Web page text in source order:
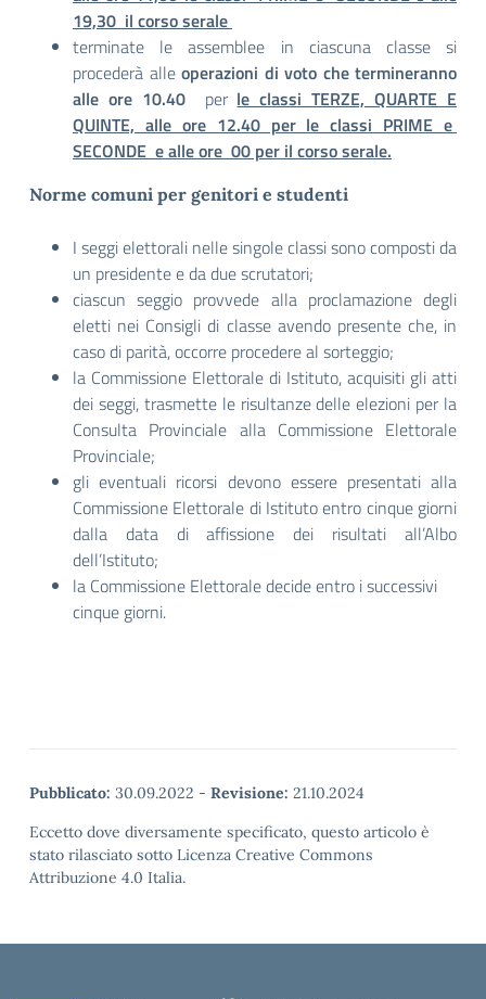
19,30 il corso serale
terminate le assemblee in ciascuna classe si
procederà alle operazioni di voto che termineranno
alle ore 10.40per le classi TERZE, QUARTE E
QUINTE, alle ore 12.40 per le classi PRIME e
SECONDE e alle ore 00 per il corso serale.
Norme comuni per genitori e studenti
I seggi elettorali nelle singole classi sono composti da
un presidente e da due scrutatori;
ciascun seggio provvede alla proclamazione degli
eletti nei Consigli di classe avendo presente che, in
caso di parità, occorre procedere al sorteggio;
la Commissione Elettorale di Istituto, acquisiti gli atti
dei seggi, trasmette le risultanze delle elezioni per la
Consulta Provinciale alla Commissione Elettorale
Provinciale;
gli eventuali ricorsi devono essere presentati alla
Commissione Elettorale di Istituto entro cinque giorni
dalla data di affissione dei risultati all’Albo
dell’Istituto;
la Commissione Elettorale decide entro i successivi
cinque giorni.
Pubblicato: 30.09.2022 - Revisione: 21.10.2024
Eccetto dove diversamente specificato, questo articolo è
stato rilasciato sotto Licenza Creative Commons
Attribuzione 4.0 Italia.